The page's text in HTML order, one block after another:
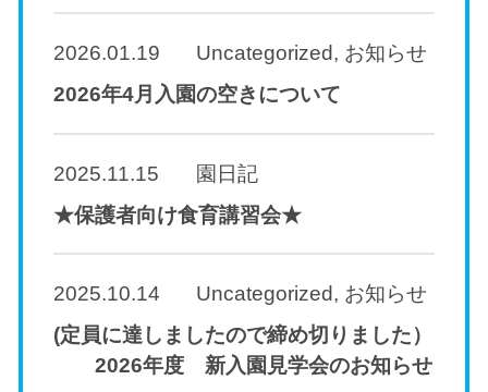
2026.01.19 Uncategorized, お知らせ
2026年4月入園の空きについて
2025.11.15
園日記
★保護者向け食育講習会★
2025.10.14 Uncategorized, お知らせ
(定員に達しましたので締め切りました）
2026年度 新入園見学会のお知らせ